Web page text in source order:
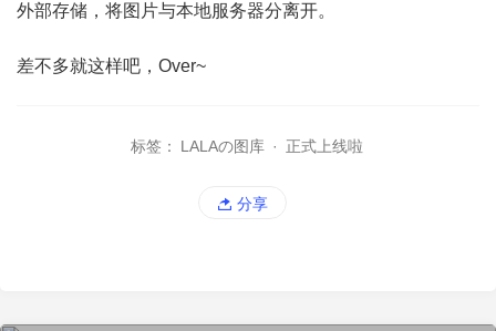
外部存储，将图片与本地服务器分离开。
差不多就这样吧，Over~
标签： LALAの图库 · 正式上线啦
分享